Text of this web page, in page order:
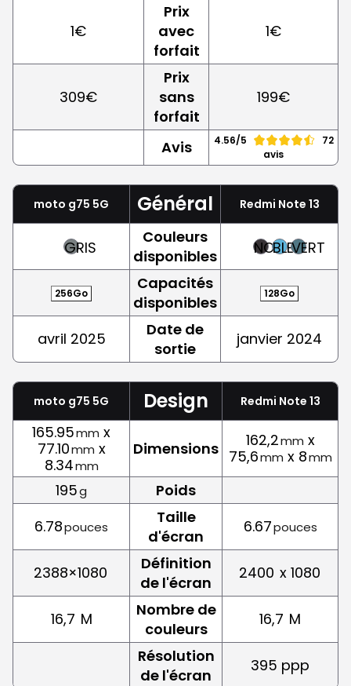
1€
Prix
avec
forfait
1€
309€
Prix
sans
forfait
199€
Avis 4.56/5
72
avis
moto g75 5G Général Redmi Note 13
GRIS
Couleurs
disponibles
NOIRBLEUVERT
256Go
Capacités
disponibles
128Go
avril 2025
Date de
sortie
janvier 2024
moto g75 5G Design Redmi Note 13
165.95mm x
77.10mm x
8.34mm
Dimensions 162,2mm x
75,6mm x 8mm
195g
Poids
6.78pouces
Taille
d'écran
6.67pouces
2388×1080
Définition
de l'écran
2400 x 1080
16,7 M
Nombre de
couleurs
16,7 M
Résolution
de l'écran
395 ppp